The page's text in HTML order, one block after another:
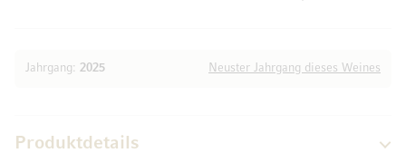
Jahrgang: 2025 Neuster Jahrgang dieses Weines
Produktdetails